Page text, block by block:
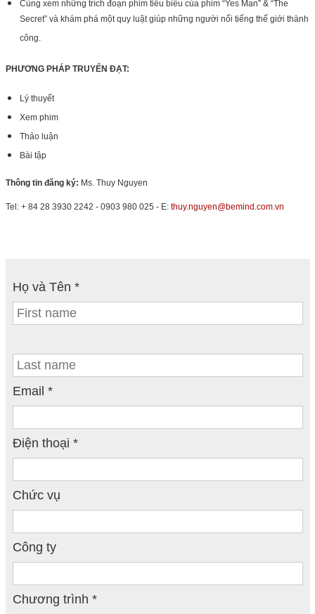
Cùng xem những trích đoạn phim tiêu biểu của phim “Yes Man” & “The
Secret” và khám phá một quy luật giúp những người nổi tiếng thế giới thành
công.
PHƯƠNG PHÁP TRUYỂN ĐẠT:
Lý thuyết
Xem phim
Thảo luận
Bài tập
Thông tin đăng ký: Ms. Thuy Nguyen
Tel: + 84 28 3930 2242 - 0903 980 025 - E: thuy.nguyen@bemind.com.vn
Họ và Tên *
Email *
Điện thoại *
Chức vụ
Công ty
Chương trình *